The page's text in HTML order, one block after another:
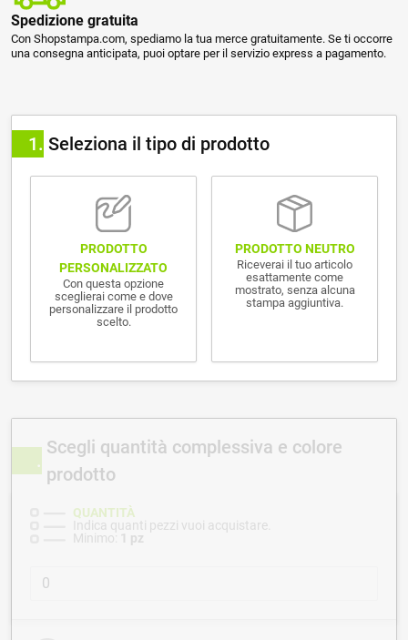
Spedizione gratuita
Con Shopstampa.com, spediamo la tua merce gratuitamente. Se ti occorre
una consegna anticipata, puoi optare per il servizio express a pagamento.
1 Seleziona il tipo di prodotto
PRODOTTO
PERSONALIZZATO
Con questa opzione
sceglierai come e dove
personalizzare il prodotto
scelto.
PRODOTTO NEUTRO
Riceverai il tuo articolo
esattamente come
mostrato, senza alcuna
stampa aggiuntiva.
Scegli quantità complessiva e colore
prodotto
QUANTITÀ
Indica quanti pezzi vuoi acquistare.
Minimo: 1 pz